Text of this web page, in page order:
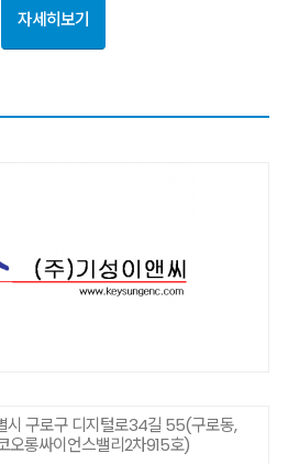
자세히보기
시 구로구 디지털로34길 55(구로동,
오롱싸이언스밸리2차915호)